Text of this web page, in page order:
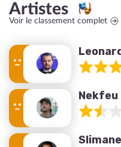
Artistes
Voir le classement complet
Nekfeu
Slimane